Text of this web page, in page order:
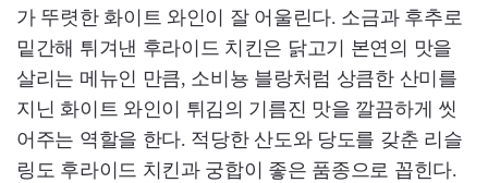
가 뚜렷한 화이트 와인이 잘 어울린다. 소금과 후추로
밑간해 튀겨낸 후라이드 치킨은 닭고기 본연의 맛을
살리는 메뉴인 만큼, 소비뇽 블랑처럼 상큼한 산미를
지닌 화이트 와인이 튀김의 기름진 맛을 깔끔하게 씻
어주는 역할을 한다. 적당한 산도와 당도를 갖춘 리슬
링도 후라이드 치킨과 궁합이 좋은 품종으로 꼽힌다.